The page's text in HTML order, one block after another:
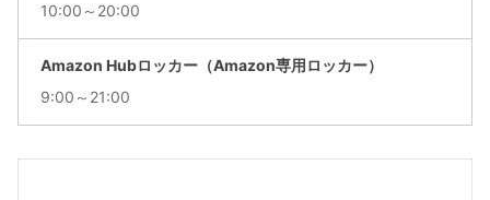
10:00～20:00
Amazon Hubロッカー（Amazon専用ロッカー）
9:00～21:00